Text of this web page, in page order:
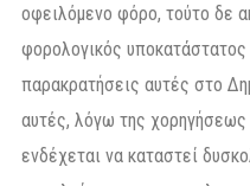
οφειλόμενο φόρο, τούτο δε
φορολογικός υποκατάστατος
παρακρατήσεις αυτές στο
αυτές, λόγω της
ενδέχεται να καταστεί